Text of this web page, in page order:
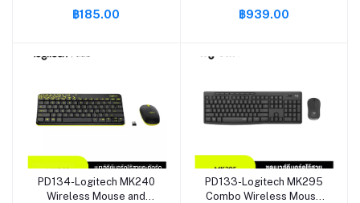
และเชื่อมต่อ แป้นพิมพ์บลูทูธ
฿185.00
Keyboard tray ไม่ต้องเจาะ
฿939.00
หยิบใส่ตะกร้า
PD134-Logitech MK240
Wireless Mouse and
หยิบใส่ตะกร้า
PD133-Logitech MK295
Combo Wireless Mouse